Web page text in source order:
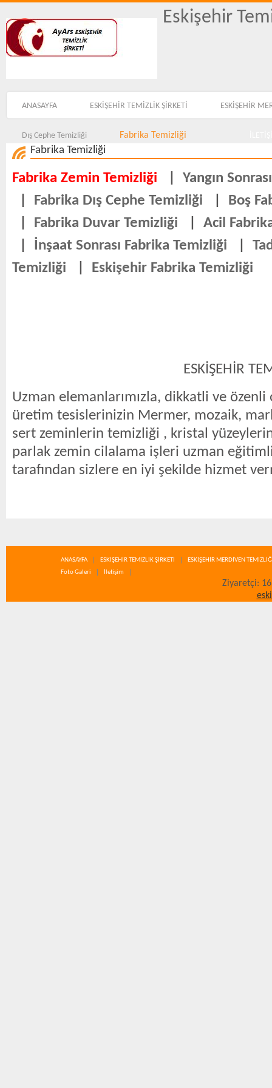
Eskişehir
ANASAYFA ESKİŞEHİR TEMİZLİK ŞİRKETİ ESKİŞEHİR
Dış Cephe Temizliği Fabrika Temizliği
Fabrika Temizliği
Fabrika Zemin Temizliği
Yangın
Fabrika Dış Cephe Temizliği
Boş
Fabrika Duvar Temizliği
Acil
İnşaat Sonrası Fabrika Temizliği
Temizliği
Eskişehir Fabrika Temizliği
ESKİŞEHİR TEMİZLİK
Uzman elemanlarımızla, dikkatli ve özenli
üretim tesislerinizin Mermer, mozaik,
sert zeminlerin temizliği , kristal yüzeylerin
parlak zemin cilalama işleri uzman
tarafından sizlere en iyi şekilde hizmet
ANASAYFA ESKİŞEHİR TEMİZLİK ŞİRKETİ
ESKİŞEHİR MERDİVEN
Foto Galeri
İletişim
Ziyaretçi: